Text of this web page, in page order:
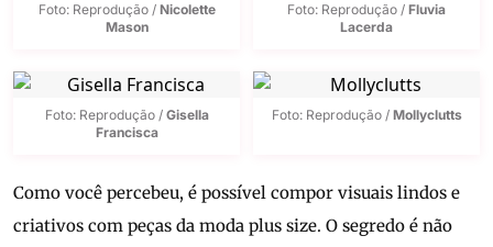
Foto: Reprodução / Nicolette
Mason
Foto: Reprodução / Fluvia
Lacerda
Foto: Reprodução / Gisella
Francisca
Foto: Reprodução / Mollyclutts
Como você percebeu, é possível compor visuais lindos e
criativos com peças da moda plus size. O segredo é não